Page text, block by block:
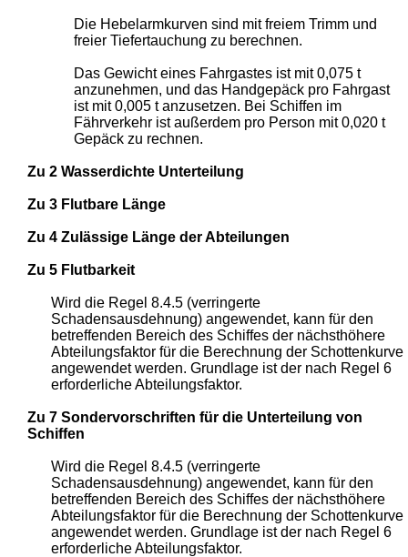
Die Hebelarmkurven sind mit freiem Trimm und
freier Tiefertauchung zu berechnen.
Das Gewicht eines Fahrgastes ist mit 0,075 t
anzunehmen, und das Handgepäck pro Fahrgast
ist mit 0,005 t anzusetzen. Bei Schiffen im
Fährverkehr ist außerdem pro Person mit 0,020 t
Gepäck zu rechnen.
Zu 2 Wasserdichte Unterteilung
Zu 3 Flutbare Länge
Zu 4 Zulässige Länge der Abteilungen
Zu 5 Flutbarkeit
Wird die Regel 8.4.5 (verringerte
Schadensausdehnung) angewendet, kann für den
betreffenden Bereich des Schiffes der nächsthöhere
Abteilungsfaktor für die Berechnung der Schottenkurve
angewendet werden. Grundlage ist der nach Regel 6
erforderliche Abteilungsfaktor.
Zu 7 Sondervorschriften für die Unterteilung von
Schiffen
Wird die Regel 8.4.5 (verringerte
Schadensausdehnung) angewendet, kann für den
betreffenden Bereich des Schiffes der nächsthöhere
Abteilungsfaktor für die Berechnung der Schottenkurve
angewendet werden. Grundlage ist der nach Regel 6
erforderliche Abteilungsfaktor.